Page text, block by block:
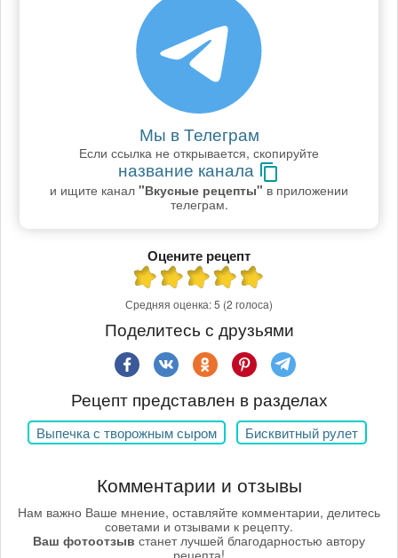
Мы в Телеграм
Если ссылка не открывается, скопируйте
название канала
и ищите канал "Вкусные рецепты" в приложении
телеграм.
Оцените рецепт
Средняя оценка:5 (2 голоса)
Поделитесь с друзьями
Рецепт представлен в разделах
Выпечка с творожным сыром Бисквитный рулет
Комментарии и отзывы
Нам важно Ваше мнение, оставляйте комментарии, делитесь
советами и отзывами к рецепту.
Ваш фотоотзыв станет лучшей благодарностью автору
рецепта!